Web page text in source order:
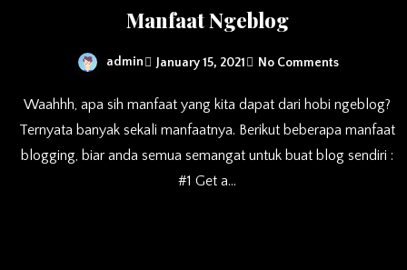
Manfaat Ngeblog
admin January 15, 2021 No Comments
Waahhh, apa sih manfaat yang kita dapat dari hobi ngeblog?
Ternyata banyak sekali manfaatnya. Berikut beberapa manfaat
blogging, biar anda semua semangat untuk buat blog sendiri :
#1 Get a…